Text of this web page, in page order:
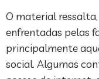
O material
enfrentadas pelas
principalmente
social. Algumas